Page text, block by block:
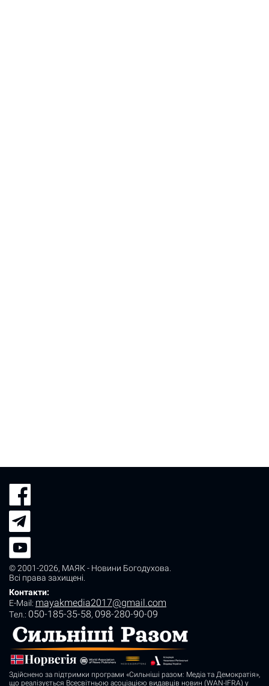
© 2001-2026, МАЯК - Новини Богодухова
Всі права захищені.
Контакти:
E-Mail: mayakmedia2017@gmail.com
Tел.: 050-185-35-58, 098-280-90-09
Здійснено за підтримки програми «Сильніші разом: Медіа та Демократія»,
що реалізується Всесвітньою асоціацією видавців новин (WAN-IFRA) у